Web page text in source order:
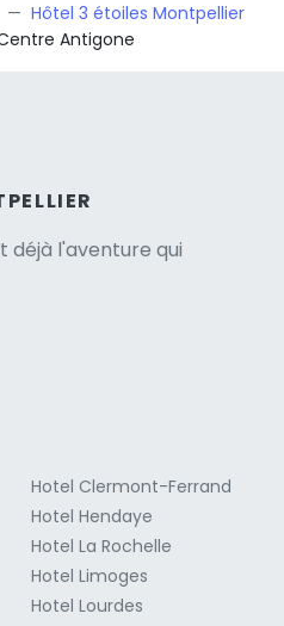
Hôtel 3 étoiles Montpellier
Antigone
déjà l'aventure qui
Hotel Clermont-Ferrand
Hotel Hendaye
Hotel La Rochelle
Hotel Limoges
Hotel Lourdes